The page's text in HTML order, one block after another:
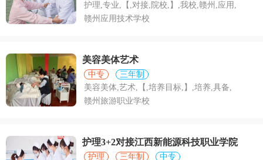
护理,专业,【,对接,院校,】,我校,赣州,应用,
赣州应用技术学校
美容美体艺术
中专
三年制
美容美体,艺术,【,培养目标,】,培养,具备,
赣州旅游职业学校
护理3+2对接江西新能源科技职业学院
护理 三年制
中专